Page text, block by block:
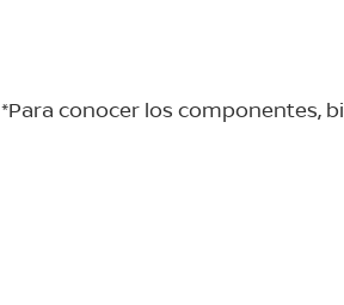
*Para conocer los componentes,